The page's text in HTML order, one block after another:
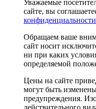
Уважаемые
сайте, вы
Обращаем ваше
сайт носит
ни при каких
определяемой
Цены на сайте
могут быть
предупреждения.
действительного